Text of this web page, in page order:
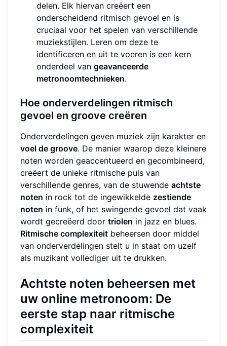
delen. Elk hiervan creëert een
onderscheidend ritmisch gevoel en is
cruciaal voor het spelen van verschillende
muziekstijlen. Leren om deze te
identificeren en uit te voeren is een kern
onderdeel van geavanceerde
metronoomtechnieken.
Hoe onderverdelingen ritmisch
gevoel en groove creëren
Onderverdelingen geven muziek zijn karakter en
voel de groove. De manier waarop deze kleinere
noten worden geaccentueerd en gecombineerd,
creëert de unieke ritmische puls van
verschillende genres, van de stuwende achtste
noten in rock tot de ingewikkelde zestiende
noten in funk, of het swingende gevoel dat vaak
wordt gecreëerd door triolen in jazz en blues.
Ritmische complexiteit beheersen door middel
van onderverdelingen stelt u in staat om uzelf
als muzikant vollediger uit te drukken.
Achtste noten beheersen met
uw online metronoom: De
eerste stap naar ritmische
complexiteit